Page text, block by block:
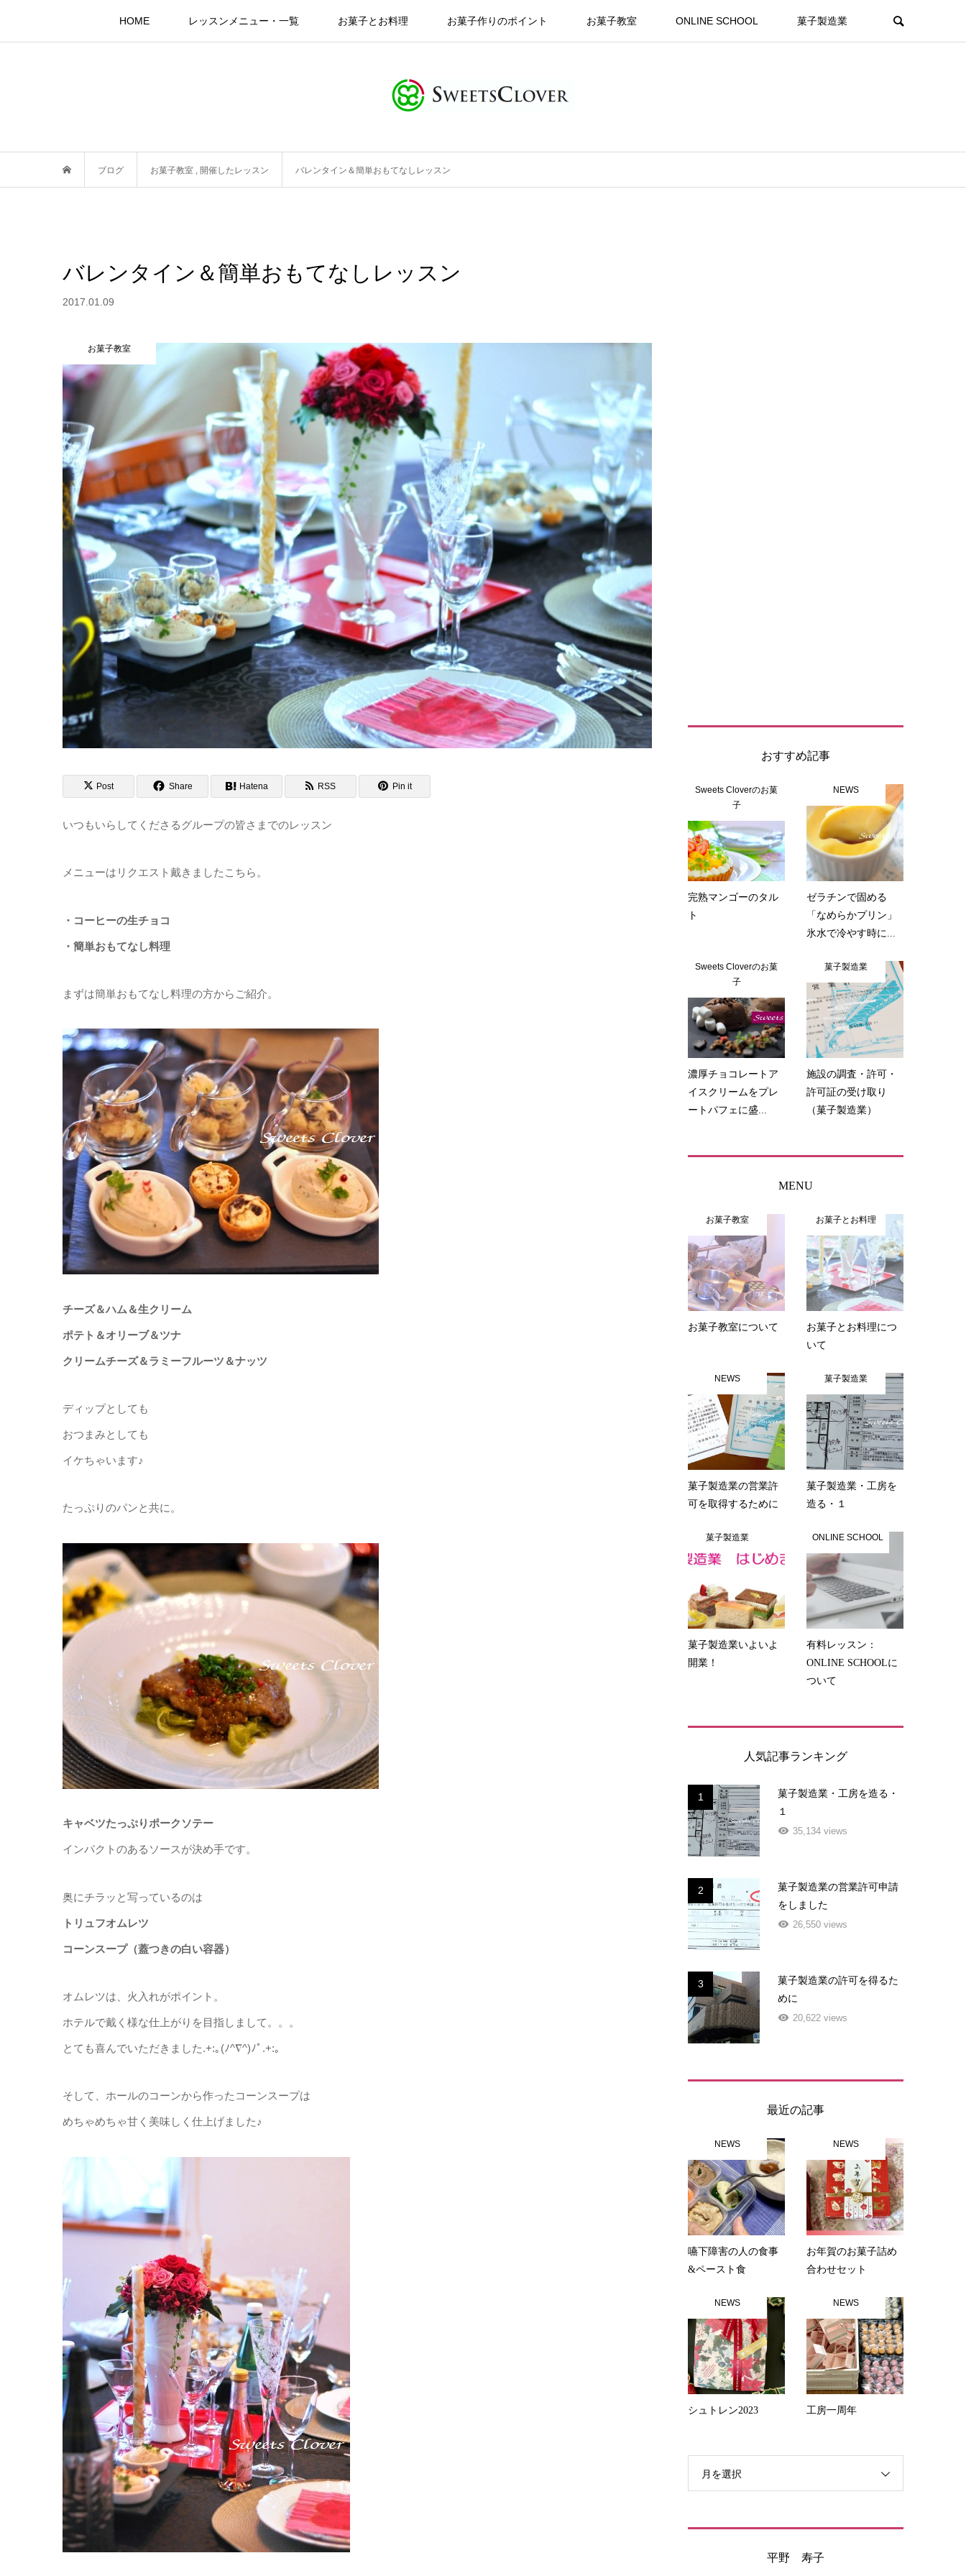
HOME レッスンメニュー・一覧 お菓子とお料理 お菓子作りのポイント お菓子教室 ONLINE SCHOOL 菓子製造業
ブログ お菓子教室 , 開催したレッスン バレンタイン＆簡単おもてなしレッスン
バレンタイン＆簡単おもてなしレッスン
2017.01.09
お菓子教室
Post Share Hatena RSS Pin it
いつもいらしてくださるグループの皆さまでのレッスン
メニューはリクエスト戴きましたこちら。
・コーヒーの生チョコ
・簡単おもてなし料理
まずは簡単おもてなし料理の方からご紹介。
チーズ＆ハム＆生クリーム
ポテト＆オリーブ＆ツナ
クリームチーズ＆ラミーフルーツ＆ナッツ
ディップとしても
おつまみとしても
イケちゃいます♪
たっぷりのパンと共に。
キャベツたっぷりポークソテー
インパクトのあるソースが決め手です。
奥にチラッと写っているのは
トリュフオムレツ
コーンスープ（蓋つきの白い容器）
オムレツは、火入れがポイント。
ホテルで戴く様な仕上がりを目指しまして。。。
とても喜んでいただきました.+:｡(ﾉ^∇^)ﾉﾟ.+:｡
そして、ホールのコーンから作ったコーンスープは
めちゃめちゃ甘く美味しく仕上げました♪
おすすめ記事
Sweets Cloverのお菓
子
完熟マンゴーのタル
ト
NEWS
ゼラチンで固める
「なめらかプリン」
氷水で冷やす時に...
Sweets Cloverのお菓
子
濃厚チョコレートア
イスクリームをプレ
ートパフェに盛...
菓子製造業
施設の調査・許可・
許可証の受け取り
（菓子製造業）
MENU
お菓子教室
お菓子教室について
お菓子とお料理
お菓子とお料理につ
いて
NEWS
菓子製造業の営業許
可を取得するために
菓子製造業
菓子製造業・工房を
造る・１
菓子製造業
菓子製造業いよいよ
開業！
ONLINE SCHOOL
有料レッスン：
ONLINE SCHOOLに
ついて
人気記事ランキング
1
菓子製造業・工房を造る・
１
35,134 views
2
菓子製造業の営業許可申請
をしました
26,550 views
3
菓子製造業の許可を得るた
めに
20,622 views
最近の記事
NEWS
嚥下障害の人の食事
&ペースト食
NEWS
お年賀のお菓子詰め
合わせセット
NEWS
シュトレン2023
NEWS
工房一周年
月を選択
平野 寿子